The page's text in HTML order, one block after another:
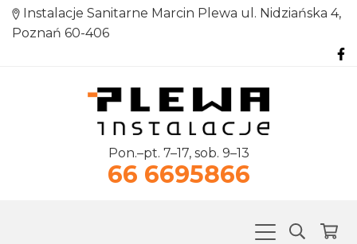
Instalacje Sanitarne Marcin Plewa ul. Nidziańska 4,
Poznań 60-406
Pon.–pt. 7–17, sob. 9–13
66 6695866